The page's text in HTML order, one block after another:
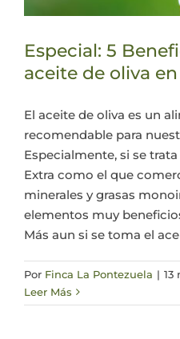
Especial: 5
aceite de oliva
El aceite de oliva es un
recomendable para
Especialmente, si se
Extra como el que
minerales y grasas
elementos muy
Más aun si se toma el
Por Finca La Pontezuela | 13
Leer Más